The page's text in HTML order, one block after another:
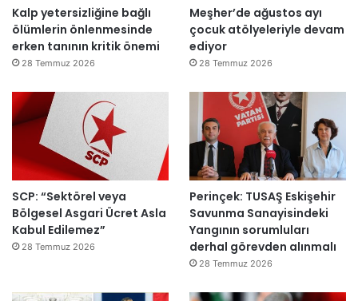
Kalp yetersizliğine bağlı
ölümlerin önlenmesinde
erken tanının kritik önemi
28 Temmuz 2026
Meşher’de ağustos ayı
çocuk atölyeleriyle devam
ediyor
28 Temmuz 2026
SCP: “Sektörel veya
Bölgesel Asgari Ücret Asla
Kabul Edilemez”
28 Temmuz 2026
Perinçek: TUSAŞ Eskişehir
Savunma Sanayisindeki
Yangının sorumluları
derhal görevden alınmalı
28 Temmuz 2026